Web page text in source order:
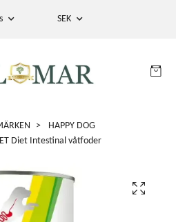
SEK
HAPPY DOG
Diet Intestinal våtfoder